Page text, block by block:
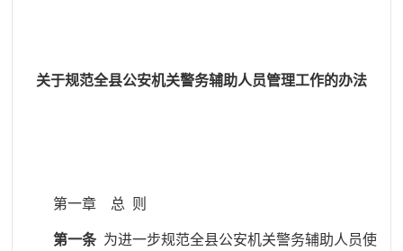
关于规范全县公安机关警务辅助人员管理工作的办法
第一章 总 则
第一条 为进一步规范全县公安机关警务辅助人员使